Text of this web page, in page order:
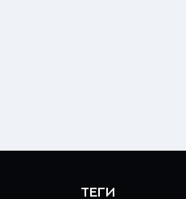
ТЕГИ